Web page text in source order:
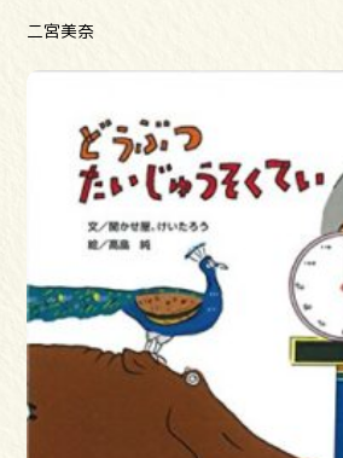
二宮美奈